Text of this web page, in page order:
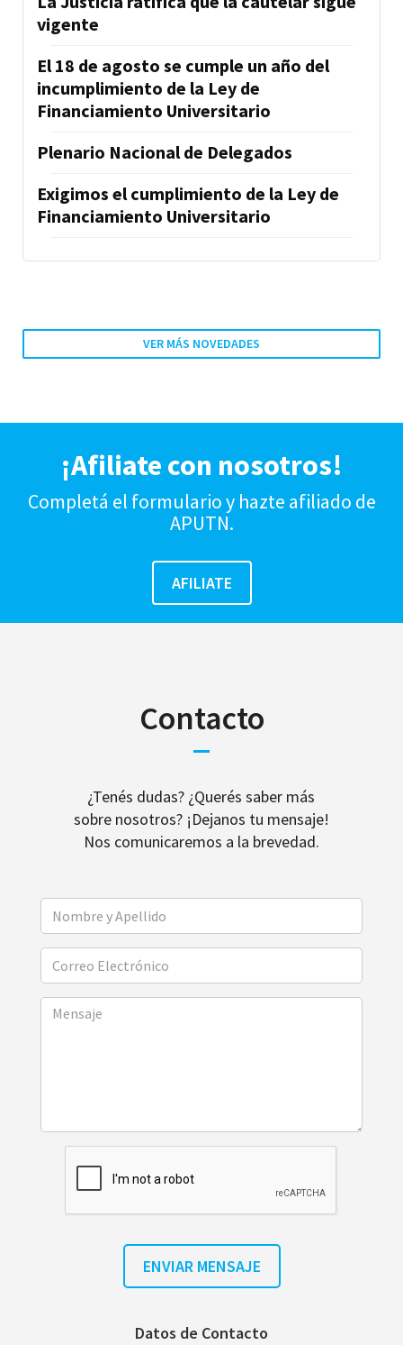
vigente
El 18 de agosto se cumple un año del
incumplimiento de la Ley de
Financiamiento Universitario
Plenario Nacional de Delegados
Exigimos el cumplimiento de la Ley de
Financiamiento Universitario
VER MÁS NOVEDADES
¡Afiliate con nosotros!
Completá el formulario y hazte afiliado de
APUTN.
Contacto
¿Tenés dudas? ¿Querés saber más
sobre nosotros? ¡Dejanos tu mensaje!
Nos comunicaremos a la brevedad.
Datos de Contacto